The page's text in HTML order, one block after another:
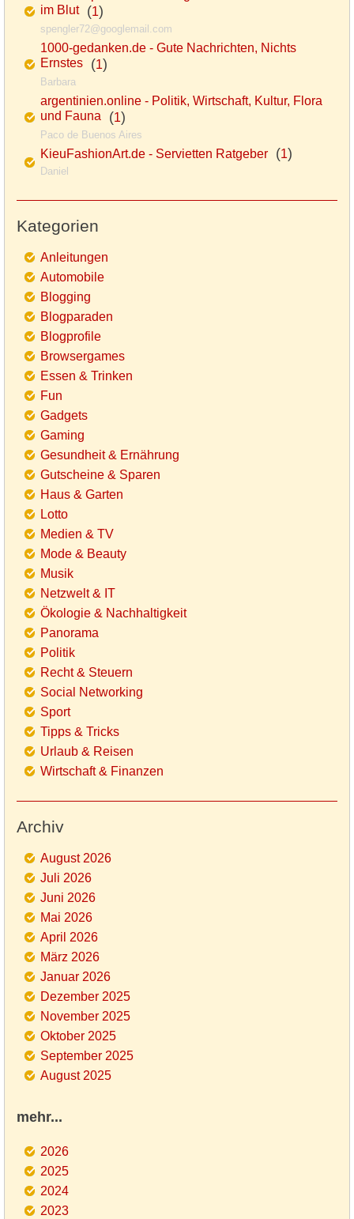
im Blut(1)
spengler72@googlemail.com
1000-gedanken.de - Gute Nachrichten, Nichts
Ernstes (1)
Barbara
argentinien.online - Politik, Wirtschaft, Kultur, Flora
und Fauna (1)
Paco de Buenos Aires
KieuFashionArt.de - Servietten Ratgeber (1)
Daniel
Kategorien
Anleitungen
Automobile
Blogging
Blogparaden
Blogprofile
Browsergames
Essen & Trinken
Fun
Gadgets
Gaming
Gesundheit & Ernährung
Gutscheine & Sparen
Haus & Garten
Lotto
Medien & TV
Mode & Beauty
Musik
Netzwelt & IT
Ökologie & Nachhaltigkeit
Panorama
Politik
Recht & Steuern
Social Networking
Sport
Tipps & Tricks
Urlaub & Reisen
Wirtschaft & Finanzen
Archiv
August 2026
Juli 2026
Juni 2026
Mai 2026
April 2026
März 2026
Januar 2026
Dezember 2025
November 2025
Oktober 2025
September 2025
August 2025
mehr...
2026
2025
2024
2023